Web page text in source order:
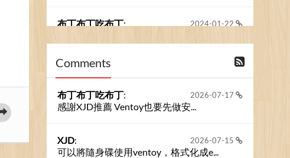
2024-01-22
布丁布丁吃布丁:
示大家的留言了。我們新開一個訪客留言板
吧！
Comments
2026-07-17
布丁布丁吃布丁:
感謝XJD推薦 Ventoy也要先做安...
2026-07-15
XJD:
可以將隨身碟使用ventoy，格式化成e...